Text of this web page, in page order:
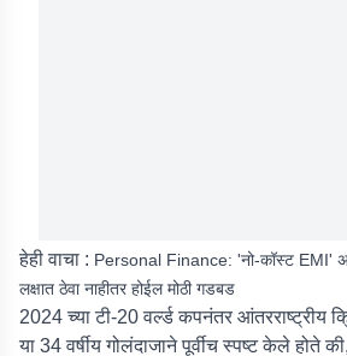
हेही वाचा : Personal Finance: 'नो-कॉस्ट EMI'
लक्षात ठेवा नाहीतर होईल मोठी गडबड
2024 च्या टी-20 वर्ल्ड कपनंतर आंतरराष्ट्रीय
या 34 वर्षीय गोलंदाजाने पूर्वीच स्पष्ट केले होते